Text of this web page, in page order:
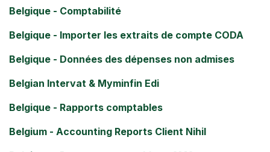
Belgique - Comptabilité
Belgique - Importer les extraits de compte CODA
Belgique - Données des dépenses non admises
Belgian Intervat & Myminfin Edi
Belgique - Rapports comptables
Belgium - Accounting Reports Client Nihil